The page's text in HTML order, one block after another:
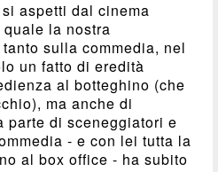
aspetti dal cinema
la nostra
sulla commedia, nel
un fatto di eredità
al botteghino (che
ma anche di
parte di sceneggiatori e
- e con lei tutta la
al box office - ha subito